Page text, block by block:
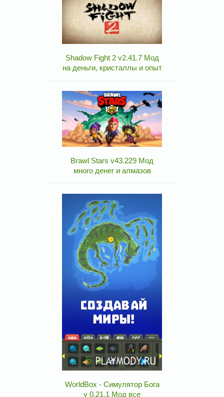
Shadow Fight 2 v2.41.7 Мод
на деньги, кристаллы и опыт
Brawl Stars v43.229 Мод
много денег и алмазов
WorldBox - Симулятор Бога
v 0.21.1 Мод все